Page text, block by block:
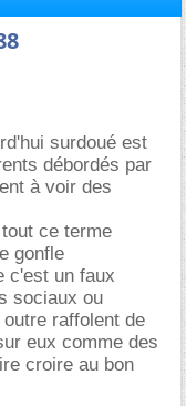
surdoué est
débordés par
à voir des
ce terme
gonfle
c'est un faux
sociaux ou
raffolent de
eux comme des
croire au bon